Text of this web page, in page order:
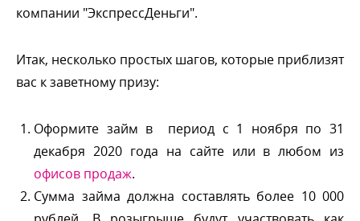
компании "ЭкспрессДеньги".
Итак, несколько простых шагов, которые приблизят
ас к заветному призу:
Оформите займ в период с 1 ноября по 31
декабря 2020 года на сайте или в любом из
офисов продаж.
Сумма займа должна составлять более 10 000